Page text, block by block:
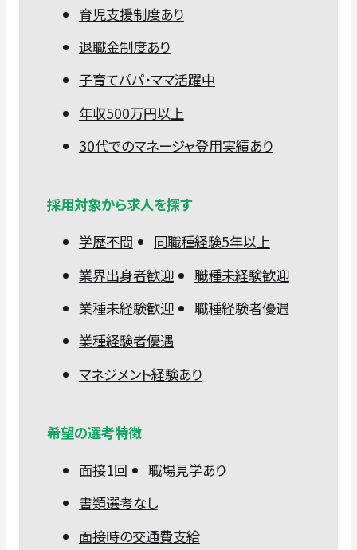
育児支援制度あり
退職金制度あり
子育てパパ・ママ活躍中
年収500万円以上
30代でのマネージャ登用実績あり
採用対象から求人を探す
学歴不問
同職種経験5年以上
業界出身者歓迎
職種未経験歓迎
業種未経験歓迎
職種経験者優遇
業種経験者優遇
マネジメント経験あり
希望の選考特徴
面接1回
職場見学あり
書類選考なし
面接時の交通費支給